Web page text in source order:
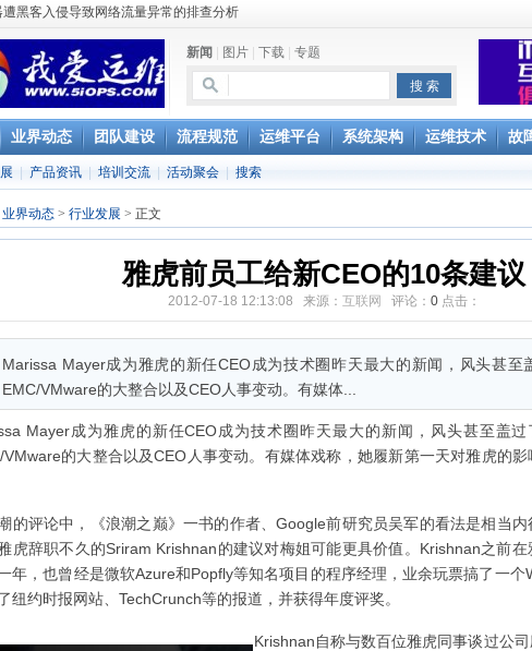
遭黑客入侵导致网络流量异常的排查分析
架构导致的诡异网络问题排查分享
Playback 0.3 development release
client监控activemq
询OOM分析
的服务器架构
后面的技术与架构
个无线AP桥接，扩大家庭WIFI覆盖
系统或服务排障的最佳实践
平台管理的三大利器Nagios、Ganglia和Splunk
新闻 图片 下载 专题
业界动态 团队建设 流程规范 运维平台 系统架构 运维技术 故
产品资讯 培训交流 活动聚会 搜索
业界动态 > 行业发展 > 正文
雅虎前员工给新CEO的10条建议
2012-07-18 12:13:08 来源： 互联网 评论： 0点击：
Marissa Mayer成为雅虎的新任CEO成为技术圈昨天最大的新闻，风头甚至
VMware的大整合以及CEO人事变动。有媒体...
Mayer成为雅虎的新任CEO成为技术圈昨天最大的新闻，风头甚至盖过
VMware的大整合以及CEO人事变动。有媒体戏称，她履新第一天对雅虎的
的评论中，《浪潮之巅》一书的作者、Google前研究员吴军的看法是相当内
虎辞职不久的Sriram Krishnan的建议对梅姐可能更具价值。Krishnan之前
年，也曾经是微软Azure和Popfly等知名项目的程序经理，业余玩票搞了一个
纽约时报网站、TechCrunch等的报道，并获得年度评奖。
Krishnan自称与数百位雅虎同事谈过公